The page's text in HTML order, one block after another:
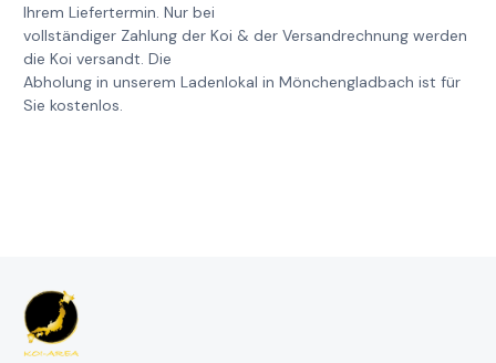
Ihrem Liefertermin. Nur bei
vollständiger Zahlung der Koi & der Versandrechnung werden
die Koi versandt. Die
Abholung in unserem Ladenlokal in Mönchengladbach ist für
Sie kostenlos.